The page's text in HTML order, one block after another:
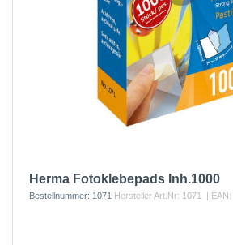
Herma Fotoklebepads Inh.1000
Bestellnummer: 1071 Hersteller Art.Nr: 1071 | EAN: